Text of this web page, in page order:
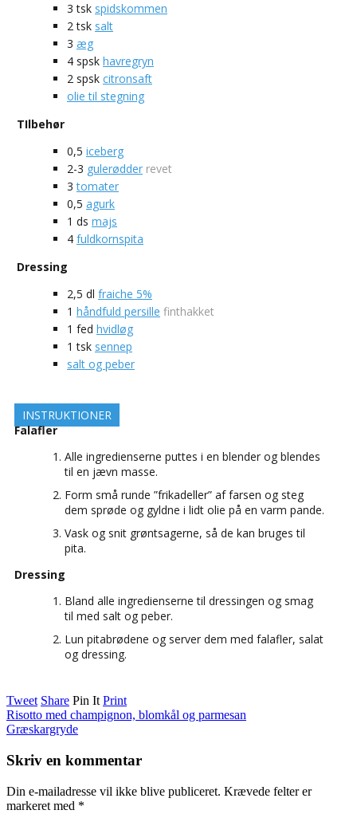
3 tsk spidskommen
2 tsk salt
3 æg
4 spsk havregryn
2 spsk citronsaft
olie til stegning
TIlbehør
0,5 iceberg
2-3 gulerødder revet
3 tomater
0,5 agurk
1 ds majs
4 fuldkornspita
Dressing
2,5 dl fraiche 5%
1 håndfuld persille finthakket
1 fed hvidløg
1 tsk sennep
salt og peber
INSTRUKTIONER
Falafler
Alle ingredienserne puttes i en blender og blendes
til en jævn masse.
Form små runde ”frikadeller” af farsen og steg
dem sprøde og gyldne i lidt olie på en varm pande.
Vask og snit grøntsagerne, så de kan bruges til
pita.
Dressing
Bland alle ingredienserne til dressingen og smag
til med salt og peber.
Lun pitabrødene og server dem med falafler, salat
og dressing.
Tweet Share Pin It Print
Risotto med champignon, blomkål og parmesan
Græskargryde
Skriv en kommentar
Din e-mailadresse vil ikke blive publiceret. Krævede felter er
markeret med *